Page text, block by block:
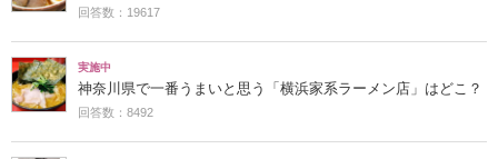
回答数：19617
実施中
神奈川県で一番うまいと思う「横浜家系ラーメン店」はどこ？
回答数：8492